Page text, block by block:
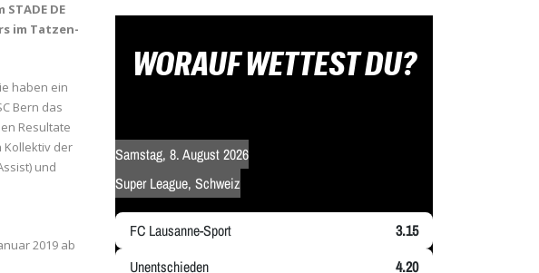
DE
im Tatzen-
haben ein
Bern das
Resultate
Kollektiv der
und
2019 ab